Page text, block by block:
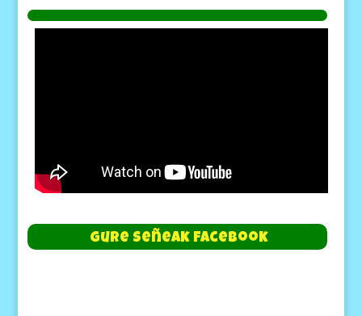
Gure Señeak Facebook